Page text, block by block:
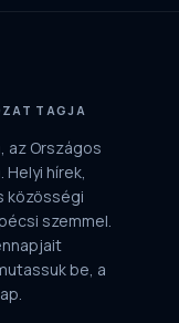
TAGJA
az Országos
Helyi hírek,
közösségi
szemmel.
be, a